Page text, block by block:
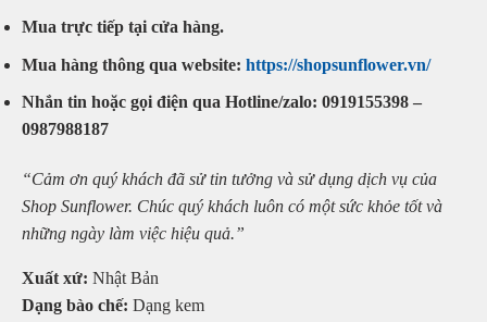
Mua trực tiếp tại cửa hàng.
Mua hàng thông qua website: https://shopsunflower.vn/
Nhắn tin hoặc gọi điện qua Hotline/zalo: 0919155398 –
0987988187
“Cảm ơn quý khách đã sử tin tưởng và sử dụng dịch vụ của
Shop Sunflower. Chúc quý khách luôn có một sức khỏe tốt và
những ngày làm việc hiệu quả.”
Xuất xứ: Nhật Bản
Dạng bào chế: Dạng kem